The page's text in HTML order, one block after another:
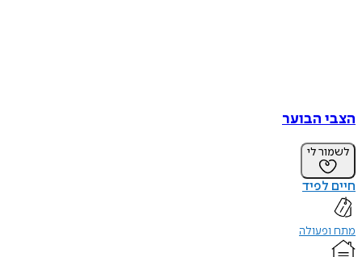
הצבי הבוער
לשמור לי
חיים לפיד
מתח ופעולה